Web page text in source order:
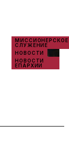
МИССИОНЕРСКОЕ
СЛУЖЕНИЕ
НОВОСТИ
НОВОСТИ
ЕПАРХИИ